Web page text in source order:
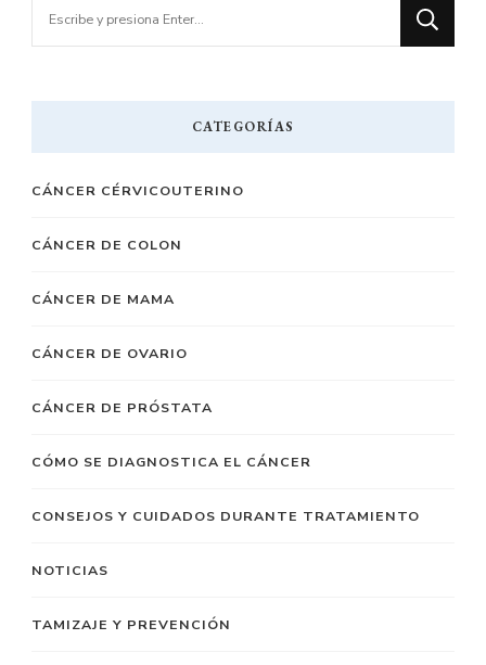
CATEGORÍAS
CÁNCER CÉRVICOUTERINO
CÁNCER DE COLON
CÁNCER DE MAMA
CÁNCER DE OVARIO
CÁNCER DE PRÓSTATA
CÓMO SE DIAGNOSTICA EL CÁNCER
CONSEJOS Y CUIDADOS DURANTE TRATAMIENTO
NOTICIAS
TAMIZAJE Y PREVENCIÓN